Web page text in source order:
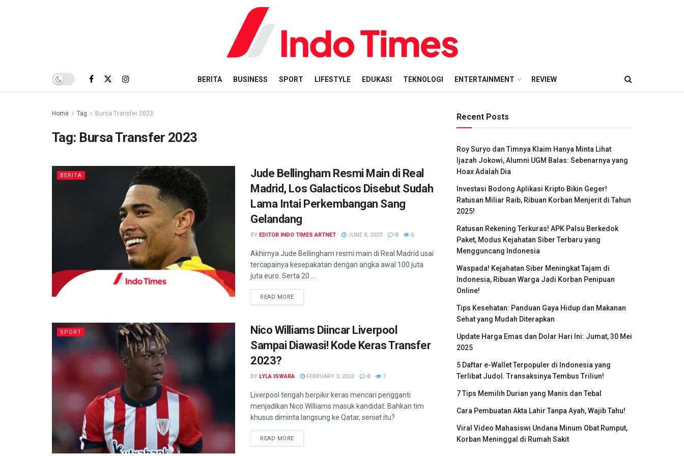
BERITA BUSINESS SPORT LIFESTYLE EDUKASI TEKNOLOGI ENTERTAINMENT REVIEW
Home Tag Bursa Transfer 2023
Tag: Bursa Transfer 2023
BERITA
Jude Bellingham Resmi Main di Real
Madrid, Los Galacticos Disebut Sudah
Lama Intai Perkembangan Sang
Gelandang
BY EDITOR INDO TIMES ARTNET JUNE 8, 2023 0 6
Akhirnya Jude Bellingham resmi main di Real Madrid usai
tercapainya kesepakatan dengan angka awal 100 juta
juta euro. Serta 20 ...
READ MOREDETAILS
SPORT
Nico Williams Diincar Liverpool
Sampai Diawasi! Kode Keras Transfer
2023?
BY LYLA ISWARA FEBRUARY 3, 2023 0 7
Liverpool tengah berpikir keras mencari pengganti
menjadikan Nico Williams masuk kandidat. Bahkan tim
khusus diminta langsung ke Qatar, seniat itu?
READ MOREDETAILS
Recent Posts
Roy Suryo dan Timnya Klaim Hanya Minta Lihat
Ijazah Jokowi, Alumni UGM Balas: Sebenarnya yang
Hoax Adalah Dia
Investasi Bodong Aplikasi Kripto Bikin Geger!
Ratusan Miliar Raib, Ribuan Korban Menjerit di Tahun
2025!
Ratusan Rekening Terkuras! APK Palsu Berkedok
Paket, Modus Kejahatan Siber Terbaru yang
Mengguncang Indonesia
Waspada! Kejahatan Siber Meningkat Tajam di
Indonesia, Ribuan Warga Jadi Korban Penipuan
Online!
Tips Kesehatan: Panduan Gaya Hidup dan Makanan
Sehat yang Mudah Diterapkan
Update Harga Emas dan Dolar Hari Ini: Jumat, 30 Mei
2025
5 Daftar e-Wallet Terpopuler di Indonesia yang
Terlibat Judol. Transaksinya Tembus Triliun!
7 Tips Memilih Durian yang Manis dan Tebal
Cara Pembuatan Akta Lahir Tanpa Ayah, Wajib Tahu!
Viral Video Mahasiswi Undana Minum Obat Rumput,
Korban Meninggal di Rumah Sakit